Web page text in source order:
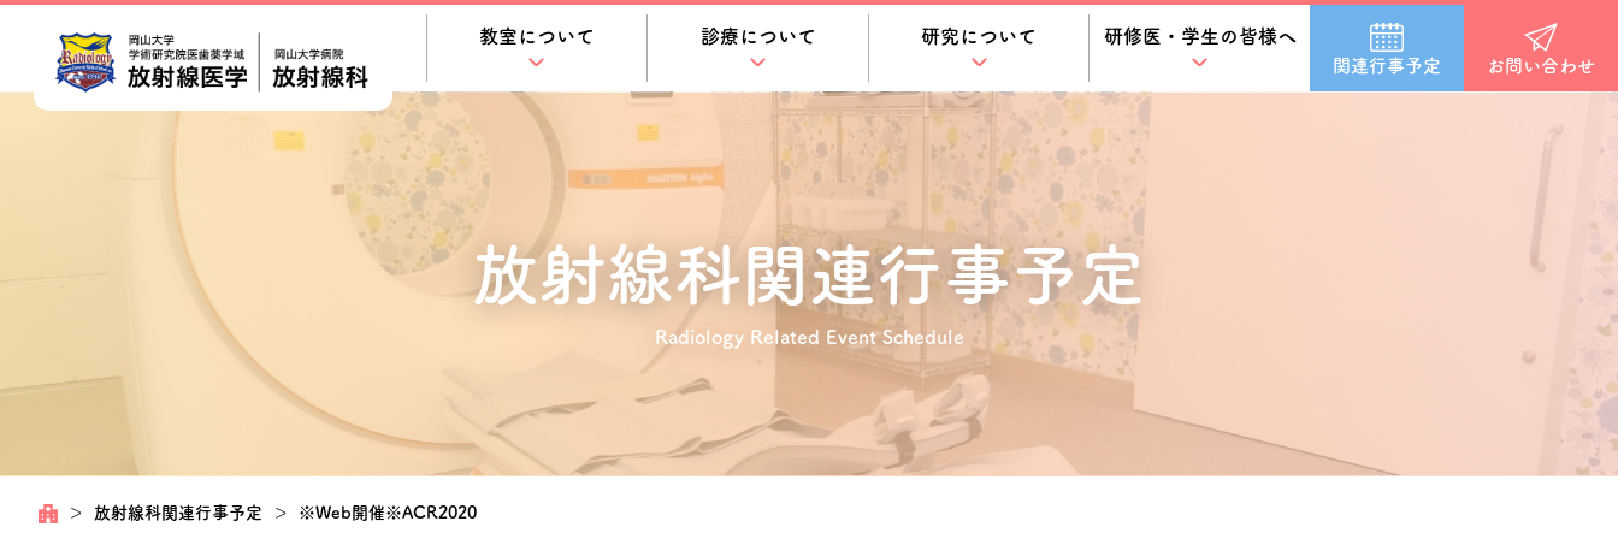
教室について 診療について 研究について 研修医・学生の皆様へ
関連行事予定 お問い合わせ
放射線科関連行事予定
Radiology Related Event Schedule
＞ 放射線科関連行事予定 ＞ ※Web開催※ACR2020